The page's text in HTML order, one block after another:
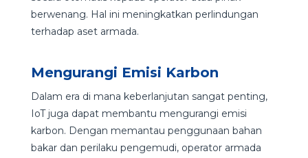
berwenang. Hal ini meningkatkan perlindungan
terhadap aset armada.
Mengurangi Emisi Karbon
Dalam era di mana keberlanjutan sangat penting,
IoT juga dapat membantu mengurangi emisi
karbon. Dengan memantau penggunaan bahan
bakar dan perilaku pengemudi, operator armada